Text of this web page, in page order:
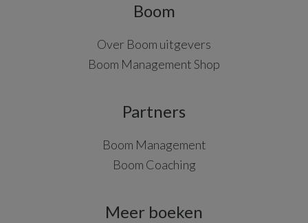
Boom
Over Boom uitgevers
Boom Management Shop
Partners
Boom Management
Boom Coaching
Meer boeken